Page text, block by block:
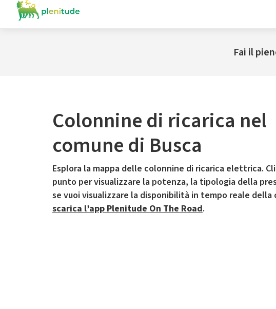
Fai il
Colonnine di ricarica nel
comune di Busca
Esplora la mappa delle colonnine di ricarica elettrica.
punto per visualizzare la potenza, la tipologia della
se vuoi visualizzare la disponibilità in tempo reale della
scarica l’app Plenitude On The Road.
Il servizio di